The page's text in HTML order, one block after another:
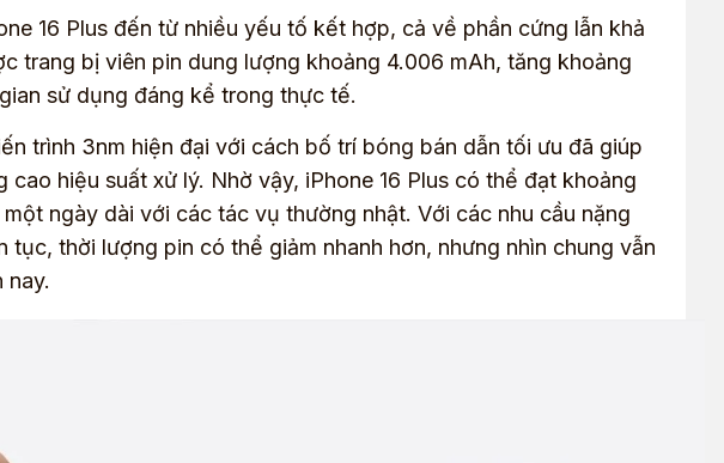
16 Plus đến từ nhiều yếu tố kết hợp, cả về phần cứng lẫn khả
trang bị viên pin dung lượng khoảng 4.006 mAh, tăng khoảng
sử dụng đáng kể trong thực tế.
trình 3nm hiện đại với cách bố trí bóng bán dẫn tối ưu đã giúp
hiệu suất xử lý. Nhờ vậy, iPhone 16 Plus có thể đạt khoảng
ngày dài với các tác vụ thường nhật. Với các nhu cầu nặng
tục, thời lượng pin có thể giảm nhanh hơn, nhưng nhìn chung vẫn
nay.